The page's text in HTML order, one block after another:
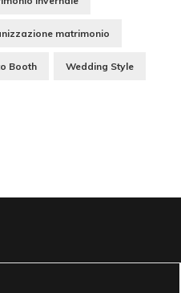
matrimonio
Booth Wedding Style